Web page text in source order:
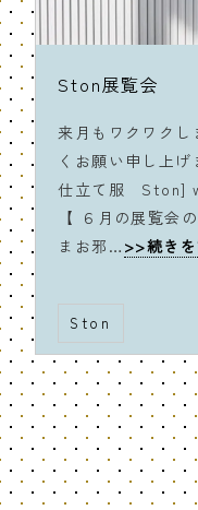
Ston展覧会
来月もワクワク
くお願い申し上
仕立て服 Ston]
【 ６月の展覧会
まお邪… >>続き
Ston